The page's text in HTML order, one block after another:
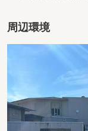
周辺環境